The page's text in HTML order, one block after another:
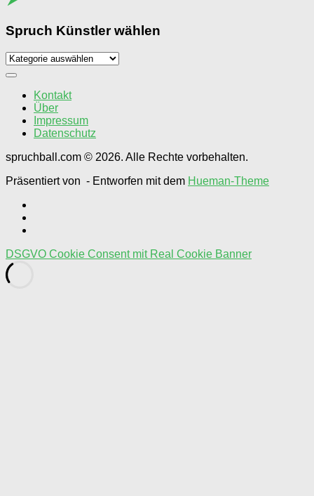
Spruch Künstler wählen
Spruch
Kontakt
Über
Impressum
Datenschutz
spruchball.com © 2026. Alle Rechte vorbehalten.
Präsentiert von - Entworfen mit dem Hueman-Theme
DSGVO Cookie Consent mit Real Cookie Banner